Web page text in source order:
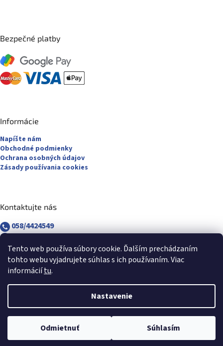
Tento web používa súbory cookie. Ďalším prechádzaním
tohto webu vyjadrujete súhlas s ich používaním. Viac
informáciítu.
Nastavenie
Odmietnuť Súhlasím
Bezpečné platby
Informácie
Napíšte nám
Obchodné podmienky
Ochrana osobných údajov
Zásady používania cookies
Kontaktujte nás
058/4424549
058/4882830
revuca@majsterpapier.sk
Vytvoril Shoptet
Copyright 2026Majsterpapier.sk . Všetky práva vyhradené.